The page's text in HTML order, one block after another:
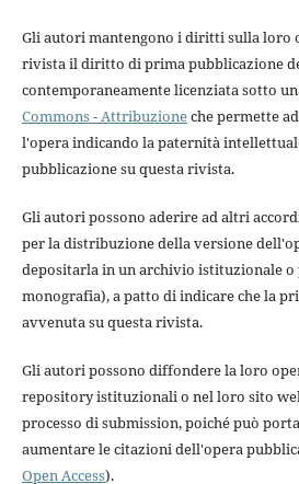
Gli autori mantengono i diritti sulla loro
rivista il diritto di prima pubblicazione
contemporaneamente licenziata sotto
Commons - Attribuzioneche permette
l'opera indicando la paternità
pubblicazione su questa rivista.
Gli autori possono aderire ad altri
per la distribuzione della versione
depositarla in un archivio istituzionale o
monografia), a patto di indicare che la
avvenuta su questa rivista.
Gli autori possono diffondere la loro
repository istituzionali o nel loro sito
processo di submission, poiché può
aumentare le citazioni dell'opera
Open Access).